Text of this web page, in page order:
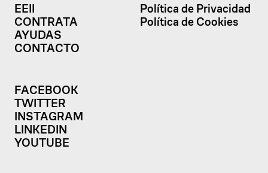
EEII
CONTRATA
AYUDAS
CONTACTO
FACEBOOK
TWITTER
INSTAGRAM
LINKEDIN
YOUTUBE
Política de Privacidad
Política de Cookies